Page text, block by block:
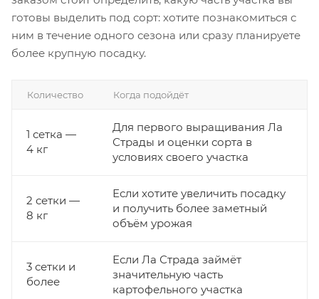
готовы выделить под сорт: хотите познакомиться с
ним в течение одного сезона или сразу планируете
более крупную посадку.
Количество Когда подойдёт
1 сетка —
4 кг
Для первого выращивания Ла
Страды и оценки сорта в
условиях своего участка
2 сетки —
8 кг
Если хотите увеличить посадку
и получить более заметный
объём урожая
3 сетки и
более
Если Ла Страда займёт
значительную часть
картофельного участка